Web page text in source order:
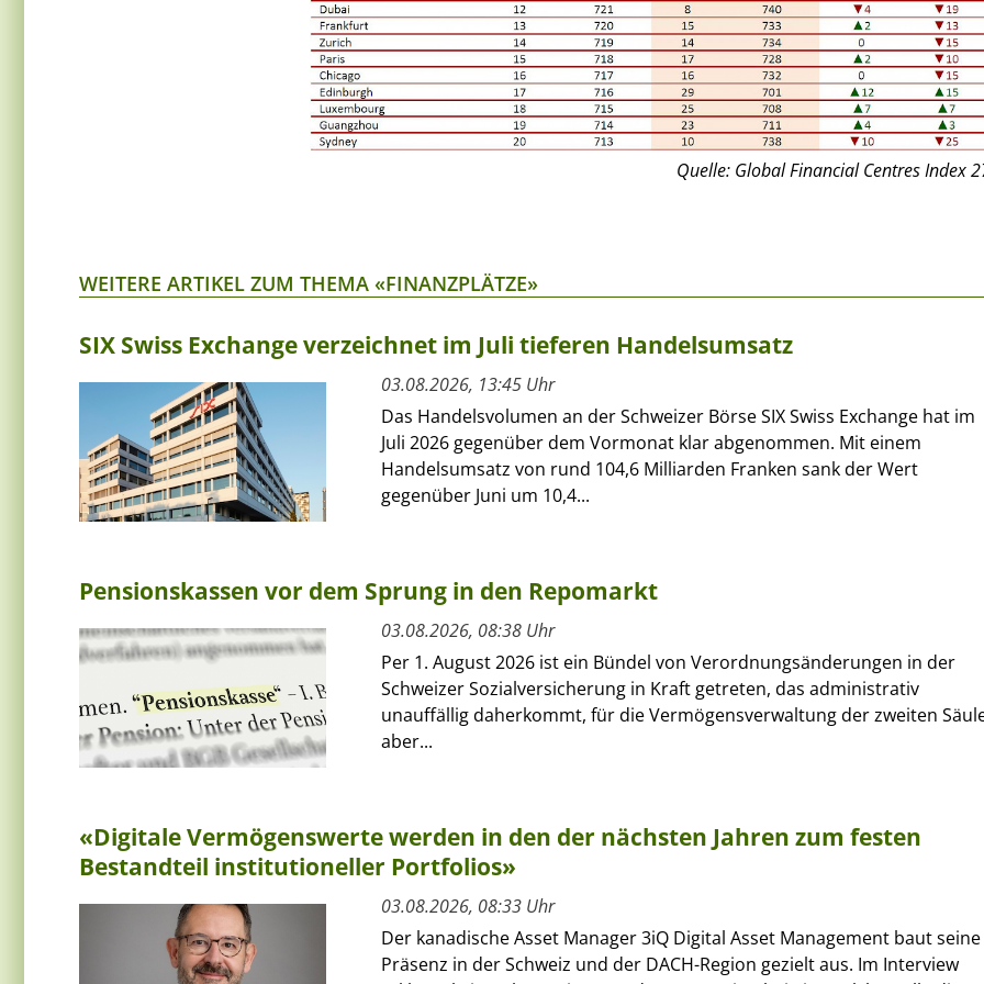
Quelle: Global Financial Centres Index
WEITERE ARTIKEL ZUM THEMA «FINANZPLÄTZE»
SIX Swiss Exchange verzeichnet im Juli tieferen Handelsumsatz
03.08.2026, 13:45 Uhr
Das Handelsvolumen an der Schweizer Börse SIX Swiss Exchange hat im
Juli 2026 gegenüber dem Vormonat klar abgenommen. Mit einem
Handelsumsatz von rund 104,6 Milliarden Franken sank der Wert
gegenüber Juni um 10,4...
Pensionskassen vor dem Sprung in den Repomarkt
03.08.2026, 08:38 Uhr
Per 1. August 2026 ist ein Bündel von Verordnungsänderungen in der
Schweizer Sozialversicherung in Kraft getreten, das administrativ
unauffällig daherkommt, für die Vermögensverwaltung der zweiten
aber...
«Digitale Vermögenswerte werden in den der nächsten Jahren zum festen
Bestandteil institutioneller Portfolios»
03.08.2026, 08:33 Uhr
Der kanadische Asset Manager 3iQ Digital Asset Management baut seine
Präsenz in der Schweiz und der DACH-Region gezielt aus. Im Interview